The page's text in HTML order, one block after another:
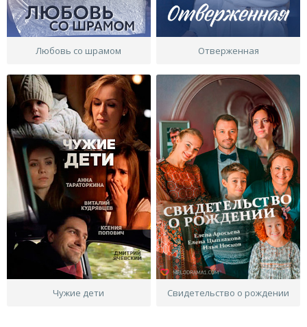
Любовь со шрамом Отверженная
Чужие дети Свидетельство о рождении